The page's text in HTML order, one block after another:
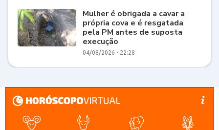
Mulher é obrigada a cavar a
própria cova e é resgatada
pela PM antes de suposta
execução
04/08/2026 - 22:28